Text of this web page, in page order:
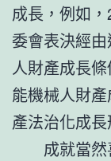
成長，例如
委會表決經
人財產成長
能機械人財
產法治化成長
成就當